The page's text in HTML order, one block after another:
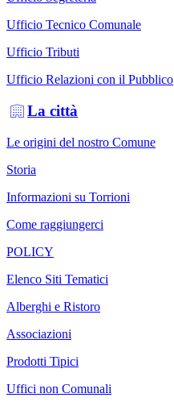
Ufficio Tecnico Comunale
Ufficio Tributi
Ufficio Relazioni con il Pubblico
La città
Le origini del nostro Comune
Storia
Informazioni su Torrioni
Come raggiungerci
POLICY
Elenco Siti Tematici
Alberghi e Ristoro
Associazioni
Prodotti Tipici
Uffici non Comunali